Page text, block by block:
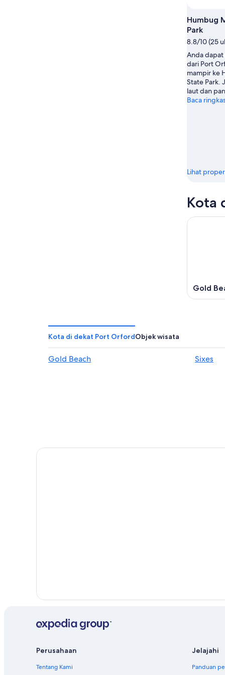
9
Agu
Humbug
Park
8.8/10 (25
Anda dapat
dari Port
mampir ke
State Park.
laut dan
Baca
Lihat
Kota
Gold
Kota di dekat Port OrfordObjek wisata
Gold Beach Sixes
Perusahaan
Tentang Kami
Jelajahi
Panduan